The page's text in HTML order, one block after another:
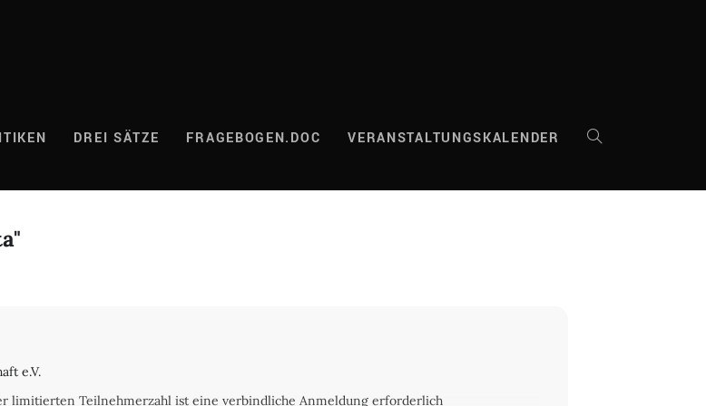
DREI SÄTZE FRAGEBOGEN.DOC VERANSTALTUNGSKALENDER WEBSITE-
e.V.
limitierten Teilnehmerzahl ist eine verbindliche Anmeldung erforderlich